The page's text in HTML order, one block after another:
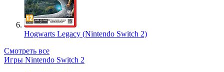
Hogwarts Legacy (Nintendo Switch 2)
Смотреть все
Игры Nintendo Switch 2